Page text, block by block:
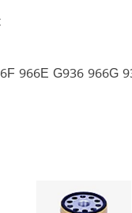
966E G936